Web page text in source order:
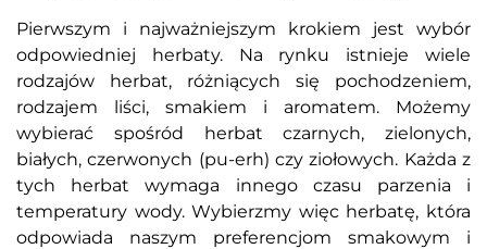
Pierwszym i najważniejszym krokiem jest wybór
odpowiedniej herbaty. Na rynku istnieje wiele
rodzajów herbat, różniących się pochodzeniem,
rodzajem liści, smakiem i aromatem. Możemy
wybierać spośród herbat czarnych, zielonych,
białych, czerwonych (pu-erh) czy ziołowych. Każda z
tych herbat wymaga innego czasu parzenia i
temperatury wody. Wybierzmy więc herbatę, która
odpowiada naszym preferencjom smakowym i